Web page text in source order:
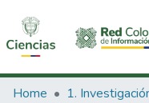
Communities &
Home